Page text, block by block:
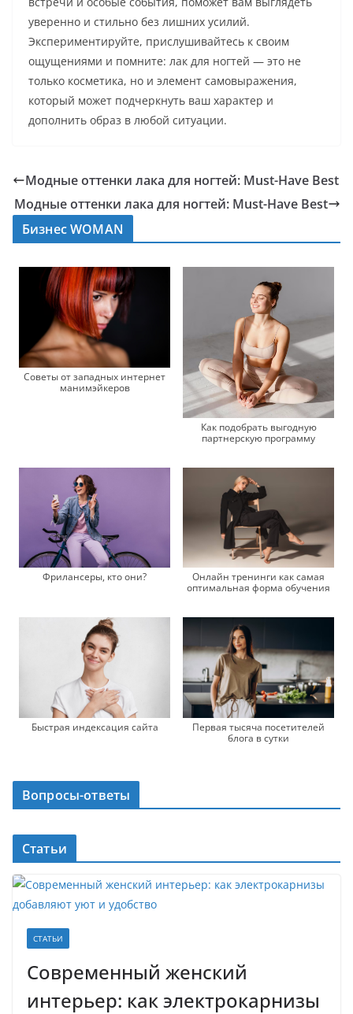
уверенно и стильно без лишних усилий.
Экспериментируйте, прислушивайтесь к своим
ощущениями и помните: лак для ногтей — это не
только косметика, но и элемент самовыражения,
который может подчеркнуть ваш характер и
дополнить образ в любой ситуации.
Модные оттенки лака для ногтей: Must-Have Best
Модные оттенки лака для ногтей: Must-Have Best
Бизнес WOMAN
Советы от западных интернет
манимэйкеров
Как подобрать выгодную
партнерскую программу
Фрилансеры, кто они?
Онлайн тренинги как самая
оптимальная форма обучения
Быстрая индексация сайта
Первая тысяча посетителей
блога в сутки
Вопросы-ответы
Статьи
СТАТЬИ
Современный женский
интерьер: как электрокарнизы